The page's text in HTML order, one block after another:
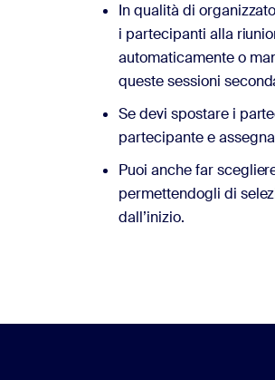
In qualità di
i partecipanti alla
automaticamente o
queste sessioni
Se devi spostare i
partecipante e
Puoi anche far
permettendogli di
dall’inizio.